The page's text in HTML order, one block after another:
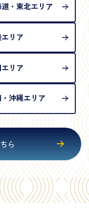
・東北エリア
リア
リア
沖縄エリア
ら